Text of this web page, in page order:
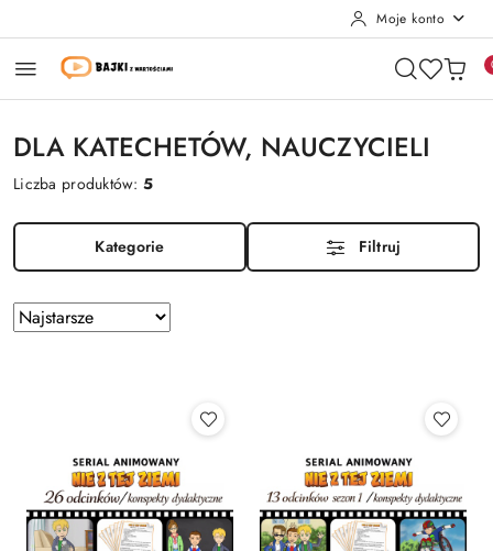
Moje konto
DLA KATECHETÓW, NAUCZYCIELI
Liczba produktów:5
Kategorie Filtruj
Zastosowano
sortowanie:
Sortuj
według